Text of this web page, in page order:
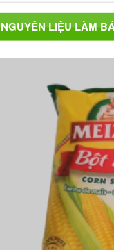
NGUYÊN LIỆU LÀM